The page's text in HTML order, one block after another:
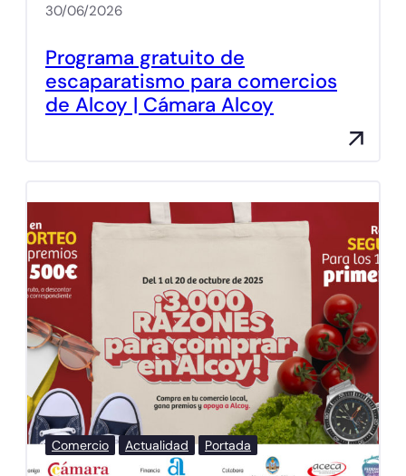
30/06/2026
Programa gratuito de
escaparatismo para comercios
de Alcoy | Cámara Alcoy
Comercio Actualidad Portada